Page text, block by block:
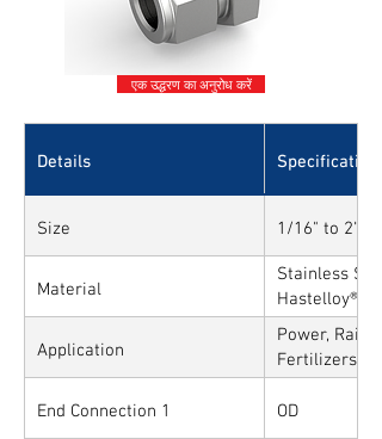
एक उद्धरण का अनुरोध करें
Details Specifications
Size 1/16" to 2"
Material
Stainless
Hastelloy®,
Alloys
Application
Power,
Fertilizers,
Sytems,
End Connection 1
OD